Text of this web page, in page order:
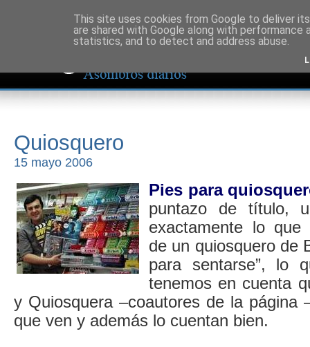
Quiosquero
15 mayo 2006
Pies para
puntazo de título,
exactamente lo que
de un quiosquero de
para sentarse”, lo
tenemos en cuenta
y Quiosquera –coautores de la página
que ven y además lo cuentan bien.
This site uses cookies from Google to deliver
are shared with Google along with
statistics, and to detect and address abuse.